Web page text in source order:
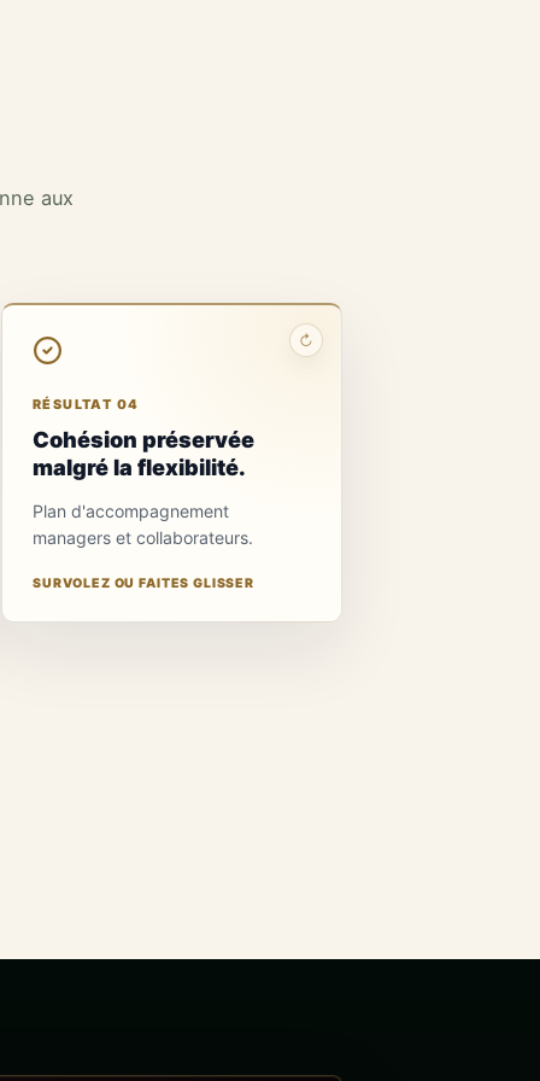
aux
↻
RÉSULTAT 04
Cohésion préservée
malgré la flexibilité.
Plan d'accompagnement
managers et collaborateurs.
SURVOLEZ OU FAITES GLISSER